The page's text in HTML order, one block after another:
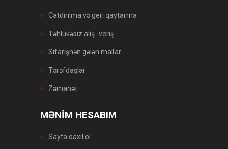
Çatdırılma və geri qaytarma
Təhlükəsiz alış -veriş
Sifarişnən gələn mallar
Tərəfdaşlar
Zəmanət
MƏNİM HESABIM
Sayta daxil ol